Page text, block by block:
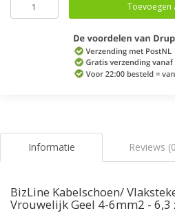
Toevoegen
Informatie Reviews
BizLine Kabelschoen/
Vrouwelijk Geel 4-6mm2 - 6,3